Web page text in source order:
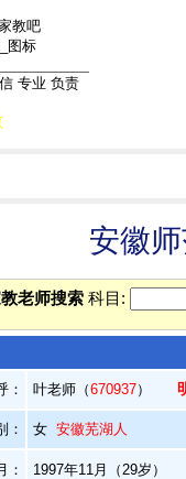
专业 负责
安徽
老师搜索 科目:
： 叶老师（670937）
： 女 安徽芜湖人
： 1997年11月（29岁）